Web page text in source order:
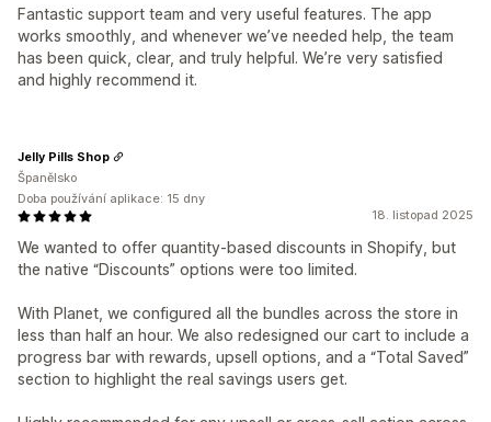
Fantastic support team and very useful features. The app
works smoothly, and whenever we’ve needed help, the team
has been quick, clear, and truly helpful. We’re very satisfied
and highly recommend it.
18. listopad 2025
We wanted to offer quantity-based discounts in Shopify, but
the native “Discounts” options were too limited.
With Planet, we configured all the bundles across the store in
less than half an hour. We also redesigned our cart to include a
progress bar with rewards, upsell options, and a “Total Saved”
section to highlight the real savings users get.
Jelly Pills Shop
Španělsko
Doba používání aplikace: 15 dny